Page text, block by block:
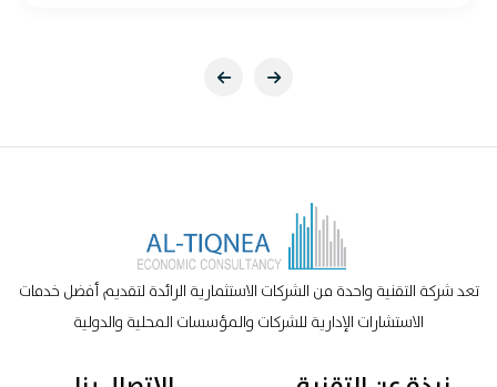
تعد شركة التقنية واحدة من الشركات الاستثمارية الرائدة لتقديم أفضل خدمات
الاستشارات الإدارية للشركات والمؤسسات المحلية والدولية